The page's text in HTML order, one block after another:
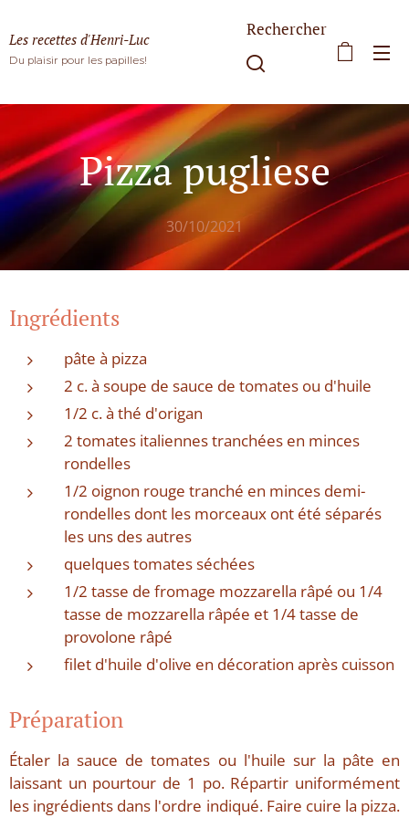
Les recettes d'Henri-Luc
Du plaisir pour les papilles!
Rechercher
Pizza pugliese
30/10/2021
Ingrédients
pâte à pizza
2 c. à soupe de sauce de tomates ou d'huile
1/2 c. à thé d'origan
2 tomates italiennes tranchées en minces
rondelles
1/2 oignon rouge tranché en minces demi-
rondelles dont les morceaux ont été séparés
les uns des autres
quelques tomates séchées
1/2 tasse de fromage mozzarella râpé ou 1/4
tasse de mozzarella râpée et 1/4 tasse de
provolone râpé
filet d'huile d'olive en décoration après cuisson
Préparation
Étaler la sauce de tomates ou l'huile sur la pâte en
laissant un pourtour de 1 po. Répartir uniformément
les ingrédients dans l'ordre indiqué. Faire cuire la pizza.